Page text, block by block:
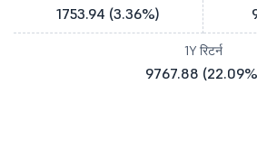
1753.94 (3.36%)
1Y रिटर्न
9767.88